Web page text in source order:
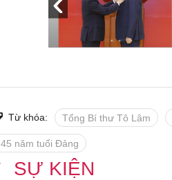
Từ khóa: Tổng Bí thư Tô Lâm
45 năm tuổi Đảng
SỰ KIỆN